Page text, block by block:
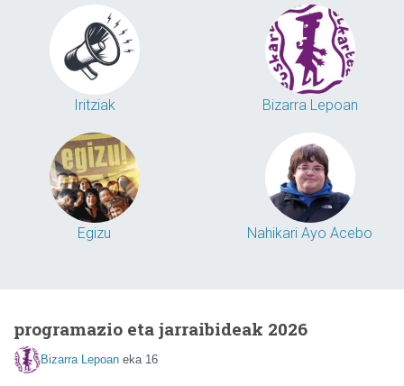
Iritziak Bizarra Lepoan
Egizu Nahikari Ayo Acebo
programazio eta jarraibideak 2026
Bizarra Lepoan eka 16